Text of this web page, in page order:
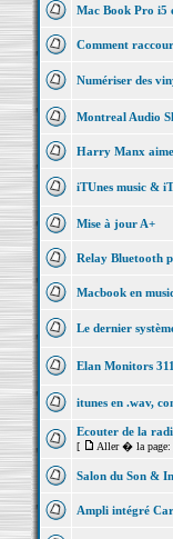
Mac Book Pro i5
Comment
Numériser des
Montreal Audio
Harry Manx
iTUnes music &
Mise à jour A+
Relay Bluetooth
Macbook en
Le dernier
Elan Monitors
itunes en .wav,
Ecouter de la
[ Aller � la page:
Salon du Son &
Ampli intégré